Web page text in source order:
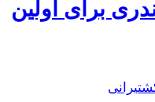
برای اولین